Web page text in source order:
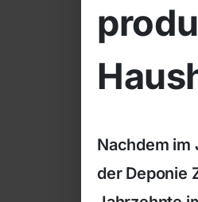
Nachdem im
der Deponie